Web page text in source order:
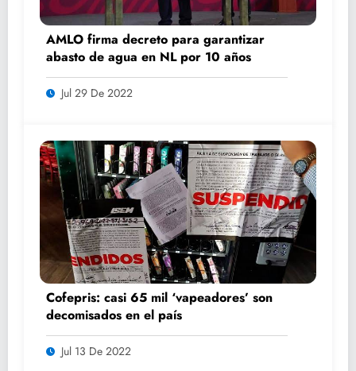
AMLO firma decreto para garantizar
abasto de agua en NL por 10 años
Jul 29 De 2022
Cofepris: casi 65 mil ‘vapeadores’ son
decomisados en el país
Jul 13 De 2022